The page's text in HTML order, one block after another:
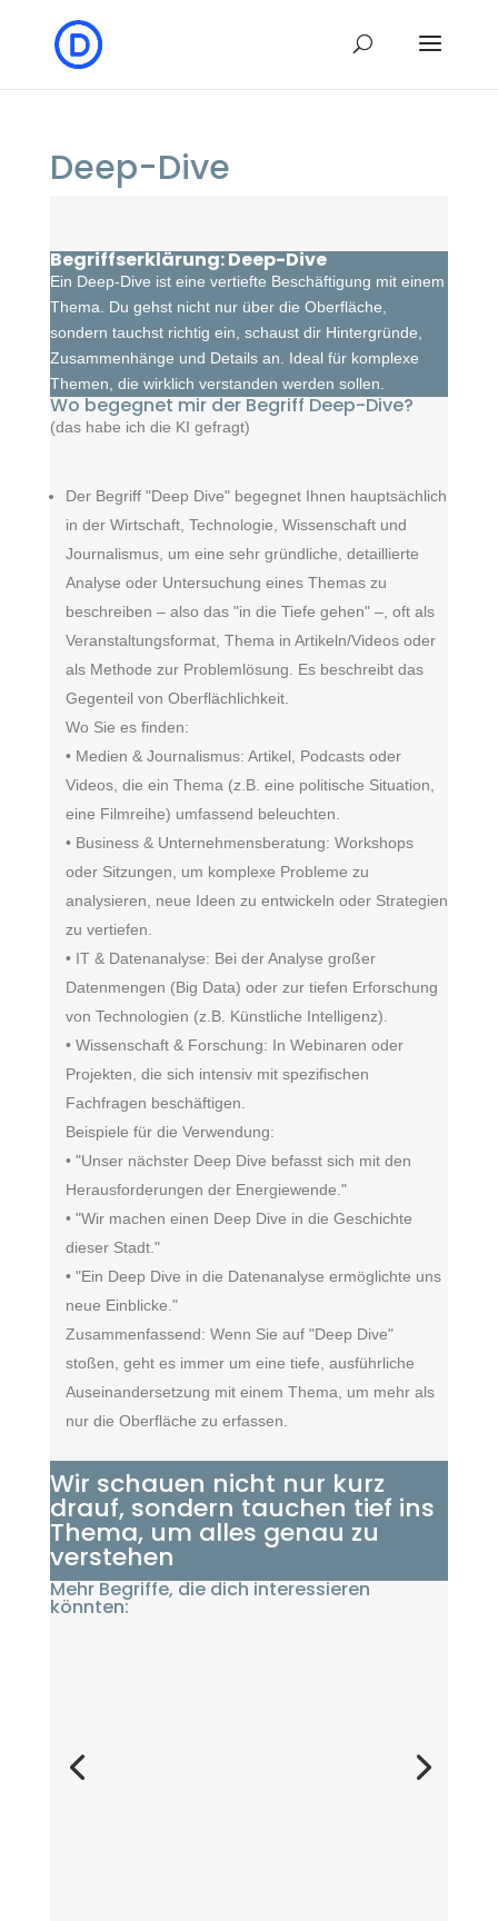
Deep-Dive
Begriffserklärung: Deep-Dive
Ein Deep-Dive ist eine vertiefte Beschäftigung mit einem
Thema. Du gehst nicht nur über die Oberfläche,
sondern tauchst richtig ein, schaust dir Hintergründe,
Zusammenhänge und Details an. Ideal für komplexe
Themen, die wirklich verstanden werden sollen.
Wo begegnet mir der Begriff Deep-Dive?
(das habe ich die KI gefragt)
Der Begriff "Deep Dive" begegnet Ihnen hauptsächlich
in der Wirtschaft, Technologie, Wissenschaft und
Journalismus, um eine sehr gründliche, detaillierte
Analyse oder Untersuchung eines Themas zu
beschreiben – also das "in die Tiefe gehen" –, oft als
Veranstaltungsformat, Thema in Artikeln/Videos oder
als Methode zur Problemlösung. Es beschreibt das
Gegenteil von Oberflächlichkeit.
Wo Sie es finden:
• Medien & Journalismus: Artikel, Podcasts oder
Videos, die ein Thema (z.B. eine politische Situation,
eine Filmreihe) umfassend beleuchten.
• Business & Unternehmensberatung: Workshops
oder Sitzungen, um komplexe Probleme zu
analysieren, neue Ideen zu entwickeln oder Strategien
zu vertiefen.
• IT & Datenanalyse: Bei der Analyse großer
Datenmengen (Big Data) oder zur tiefen Erforschung
von Technologien (z.B. Künstliche Intelligenz).
• Wissenschaft & Forschung: In Webinaren oder
Projekten, die sich intensiv mit spezifischen
Fachfragen beschäftigen.
Beispiele für die Verwendung:
• "Unser nächster Deep Dive befasst sich mit den
Herausforderungen der Energiewende."
• "Wir machen einen Deep Dive in die Geschichte
dieser Stadt."
• "Ein Deep Dive in die Datenanalyse ermöglichte uns
neue Einblicke."
Zusammenfassend: Wenn Sie auf "Deep Dive"
stoßen, geht es immer um eine tiefe, ausführliche
Auseinandersetzung mit einem Thema, um mehr als
nur die Oberfläche zu erfassen.
Wir schauen nicht nur kurz
drauf, sondern tauchen tief ins
Thema, um alles genau zu
verstehen
Mehr Begriffe, die dich interessieren
könnten: